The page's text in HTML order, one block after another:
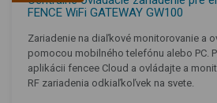
FENCE WiFi GATEWAY GW100
Zariadenie na diaľkové monitorovanie a
pomocou mobilného telefónu alebo PC.
aplikácii fencee Cloud a ovládajte a
RF zariadenia odkiaľkoľvek na svete.